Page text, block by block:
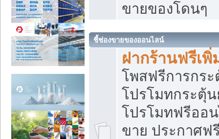
ขายของโดนๆ
ชี้ช่องขายของออนไลน์
ฝากร้านฟรีเ
โพสฟรีการกร
โปรโมทกระตุ้
โปรโมทฟรีออ
ขาย ประกาศฟ